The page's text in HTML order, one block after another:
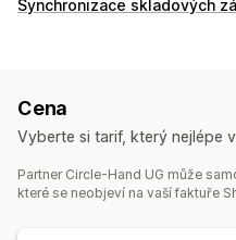
Data skončení platnosti
Aktualizace v reálném čase
Import a export Plánování
Optimalizace pomocí AI
Synchronizace skladových
Čárové kódy
Ruční Hromadná V reálném
Oznámení a výkazy
Cena
Vyberte si tarif, který nejlépe
Partner Circle-Hand UG může
které se neobjeví na vaší faktuře